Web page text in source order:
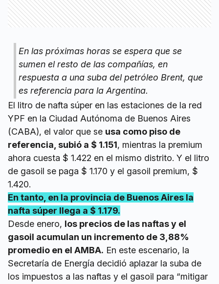
En las próximas horas se espera que se
sumen el resto de las compañías, en
respuesta a una suba del petróleo Brent, que
es referencia para la Argentina.
El litro de nafta súper en las estaciones de la red
YPF en la Ciudad Autónoma de Buenos Aires
(CABA), el valor que se usa como piso de
referencia, subió a $ 1.151, mientras la premium
ahora cuesta $ 1.422 en el mismo distrito. Y el litro
de gasoil se paga $ 1.170 y el gasoil premium, $
1.420.
En tanto, en la provincia de Buenos Aires la
nafta súper llega a $ 1.179.
Desde enero, los precios de las naftas y el
gasoil acumulan un incremento de 3,88%
promedio en el AMBA. En este escenario, la
Secretaría de Energía decidió aplazar la suba de
los impuestos a las naftas y el gasoil para “mitigar